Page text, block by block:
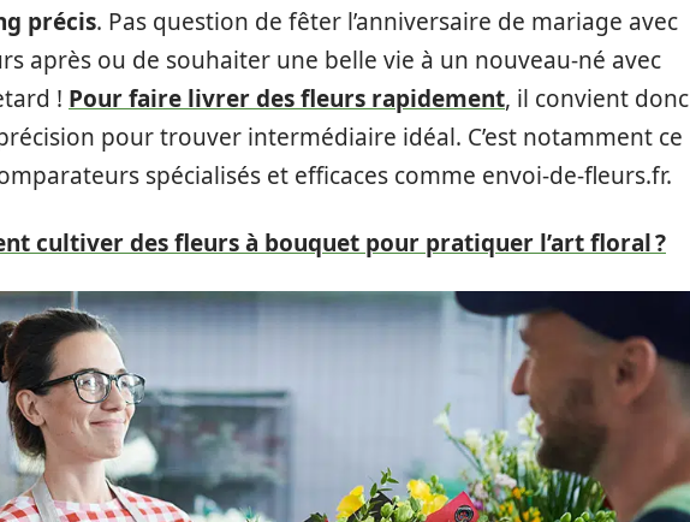
précis. Pas question de fêter l’anniversaire de mariage avec
après ou de souhaiter une belle vie à un nouveau-né avec
! Pour faire livrer des fleurs rapidement, il convient donc
pour trouver intermédiaire idéal. C’est notamment ce
spécialisés et efficaces comme envoi-de-fleurs.fr.
cultiver des fleurs à bouquet pour pratiquer l’art floral ?